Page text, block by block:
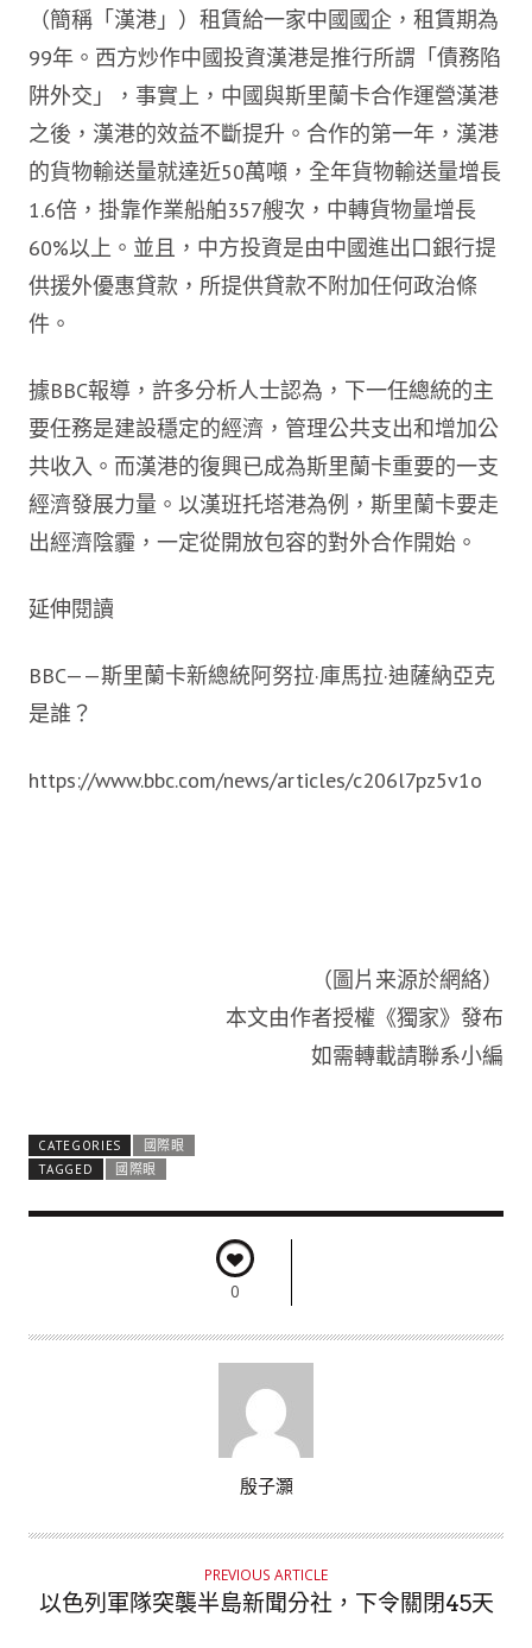
（簡稱「漢港」）租賃給一家中國國企，租賃期為
99年。西方炒作中國投資漢港是推行所謂「債務陷
阱外交」，事實上，中國與斯里蘭卡合作運營漢港
之後，漢港的效益不斷提升。合作的第一年，漢港
的貨物輸送量就達近50萬噸，全年貨物輸送量增長
1.6倍，掛靠作業船舶357艘次，中轉貨物量增長
60%以上。並且，中方投資是由中國進出口銀行提
供援外優惠貸款，所提供貸款不附加任何政治條
件。
據BBC報導，許多分析人士認為，下一任總統的主
要任務是建設穩定的經濟，管理公共支出和增加公
共收入。而漢港的復興已成為斯里蘭卡重要的一支
經濟發展力量。以漢班托塔港為例，斯里蘭卡要走
出經濟陰霾，一定從開放包容的對外合作開始。
延伸閱讀
BBC——斯里蘭卡新總統阿努拉·庫馬拉·迪薩納亞克
是誰？
https://www.bbc.com/news/articles/c206l7pz5v1o
（圖片来源於網絡）
本文由作者授權《獨家》發布
如需轉載請聯系小編
CATEGORIES
國際眼
TAGGED
國際眼
0
T
O
殷子灝
PREVIOUS ARTICLE
以色列軍隊突襲半島新聞分社，下令關閉45天